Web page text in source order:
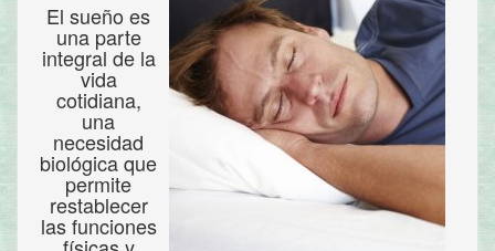
El sueño es
una parte
integral de la
vida
cotidiana,
una
necesidad
biológica que
permite
restablecer
las funciones